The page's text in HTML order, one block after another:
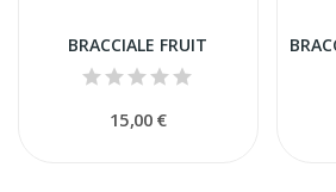
BRACCIALE FRUIT
15,00 €